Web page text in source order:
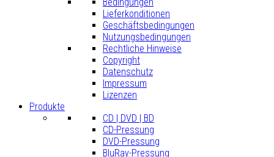
Lieferkonditionen
Geschäftsbedingungen
Nutzungsbedingungen
Rechtliche Hinweise
Copyright
Datenschutz
Impressum
Lizenzen
Produkte
CD | DVD | BD
CD-Pressung
DVD-Pressung
BluRay-Pressung